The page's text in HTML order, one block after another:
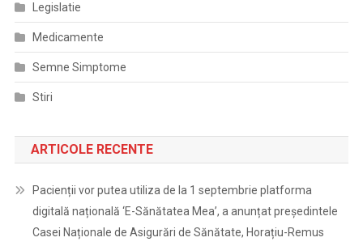
Legislatie
Medicamente
Semne Simptome
Stiri
ARTICOLE RECENTE
Pacienții vor putea utiliza de la 1 septembrie platforma
digitală națională ‘E-Sănătatea Mea’, a anunțat președintele
Casei Naționale de Asigurări de Sănătate, Horațiu-Remus